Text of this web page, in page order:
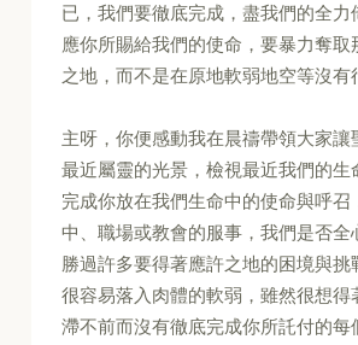
已，我們要徹底完成，盡我們的全力
應你所賜給我們的使命，要暴力奪取
之地，而不是在原地軟弱地空等沒有
主呀，你便感動我在晨禱帶領大家讓
最近屬靈的光景，檢視最近我們的生
完成你放在我們生命中的使命與呼召
中、職場或教會的服事，我們是否全
勝過許多要得著應許之地的困境與挑
很容易落入肉體的軟弱，雖然很想得
滯不前而沒有徹底完成你所託付的每